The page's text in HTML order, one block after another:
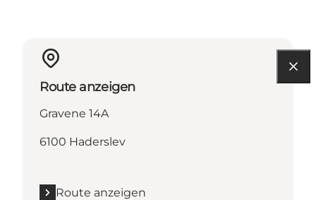
Route anzeigen
Gravene 14A
6100 Haderslev
Route anzeigen